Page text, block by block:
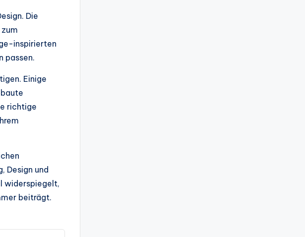
Die
inspirierten
passen.
Einige
richtige
Design und
widerspiegelt,
beiträgt.